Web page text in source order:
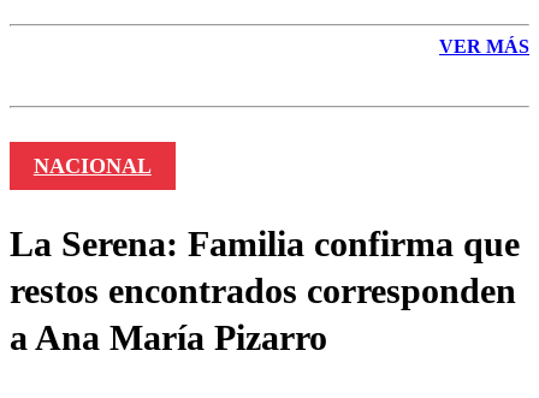
VER MÁS
NACIONAL
La Serena: Familia confirma que
restos encontrados corresponden
a Ana María Pizarro